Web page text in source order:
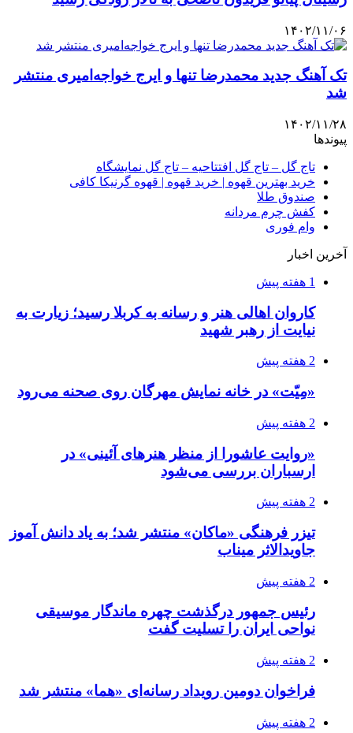
۱۴۰۲/۱۱/۰۶
تک آهنگ جدید محمدرضا تنها و ایرج خواجه‌امیری منتشر
شد
۱۴۰۲/۱۱/۲۸
پیوندها
تاج گل – تاج گل افتتاحیه – تاج گل نمایشگاه
خرید بهترین قهوه | خرید قهوه | قهوه گرنیکا کافی
صندوق طلا
کفش چرم مردانه
وام فوری
آخرین اخبار
1 هفته پیش
کاروان اهالی هنر و رسانه به کربلا رسید؛ زیارت به
نیایت از رهبر شهید
2 هفته پیش
«مِیّت» در خانه نمایش مهرگان روی صحنه می‌رود
2 هفته پیش
«روایت عاشورا از منظر هنرهای آئینی» در
ارسباران بررسی می‌شود
2 هفته پیش
تیزر فرهنگی «ماکان» منتشر شد؛ به یاد دانش آموز
جاویدالاثر میناب
2 هفته پیش
رئیس جمهور درگذشت چهره ماندگار موسیقی
نواحی ایران را تسلیت گفت
2 هفته پیش
فراخوان دومین رویداد رسانه‌ای «هما» منتشر شد
2 هفته پیش